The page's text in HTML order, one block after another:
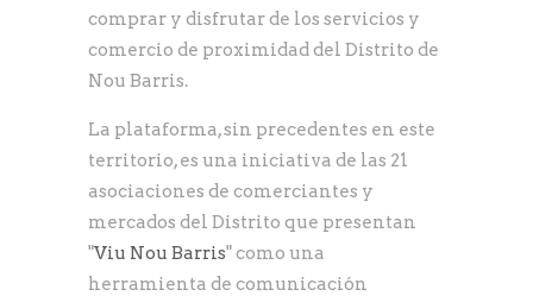
comprar y disfrutar de los servicios y
comercio de proximidad del Distrito de
Nou Barris.
La plataforma, sin precedentes en este
territorio, es una iniciativa de las 21
asociaciones de comerciantes y
mercados del Distrito que presentan
"Viu Nou Barris" como una
herramienta de comunicación